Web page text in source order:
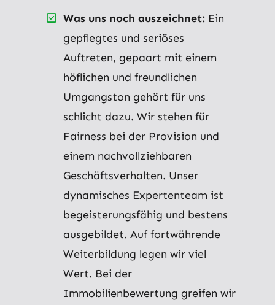
Was uns noch auszeichnet: Ein
gepflegtes und seriöses
Auftreten, gepaart mit einem
höflichen und freundlichen
Umgangston gehört für uns
schlicht dazu. Wir stehen für
Fairness bei der Provision und
einem nachvollziehbaren
Geschäftsverhalten. Unser
dynamisches Expertenteam ist
begeisterungsfähig und bestens
ausgebildet. Auf fortwährende
Weiterbildung legen wir viel
Wert. Bei der
Immobilienbewertung greifen wir